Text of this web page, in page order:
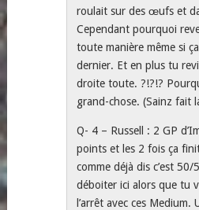
roulait sur des œufs et
Cependant pourquoi
toute manière même si
dernier. Et en plus tu
droite toute. ?!?!?
grand-chose. (Sainz fait
Q- 4 – Russell : 2 GP
points et les 2 fois ça
comme déjà dis c’est
déboiter ici alors que tu
l’arrêt avec ces